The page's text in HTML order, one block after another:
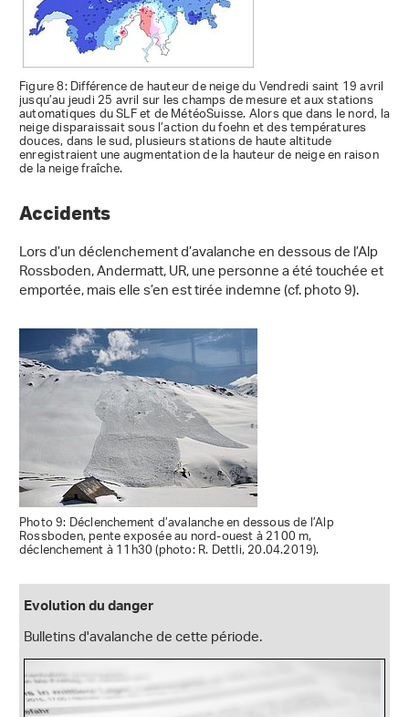
Figure 8: Différence de hauteur de neige du Vendredi saint 19 avril
jusqu’au jeudi 25 avril sur les champs de mesure et aux stations
automatiques du SLF et de MétéoSuisse. Alors que dans le nord, la
neige disparaissait sous l’action du foehn et des températures
douces, dans le sud, plusieurs stations de haute altitude
enregistraient une augmentation de la hauteur de neige en raison
de la neige fraîche.
Accidents
Lors d’un déclenchement d’avalanche en dessous de l’Alp
Rossboden, Andermatt, UR, une personne a été touchée et
emportée, mais elle s’en est tirée indemne (cf. photo 9).
Photo 9: Déclenchement d’avalanche en dessous de l’Alp
Rossboden, pente exposée au nord-ouest à 2100 m,
déclenchement à 11h30 (photo: R. Dettli, 20.04.2019).
Evolution du danger
Bulletins d'avalanche de cette période.